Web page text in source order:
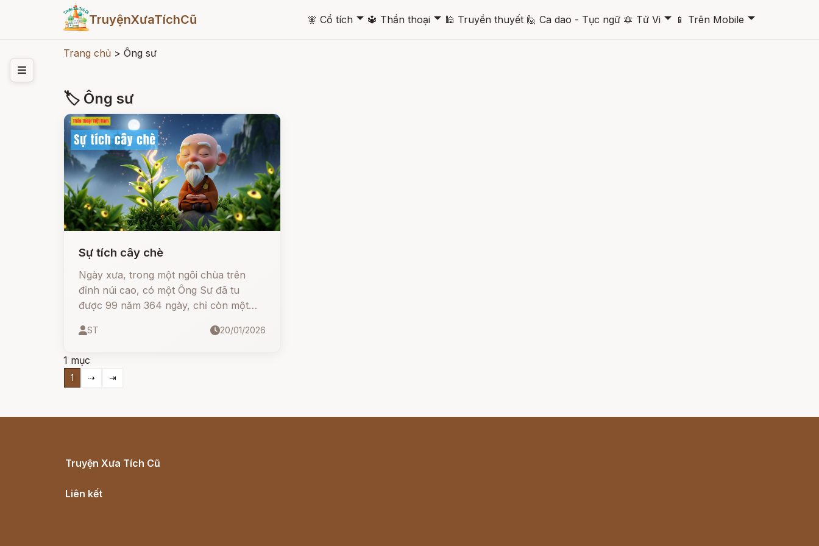
TruyệnXưaTíchCũ 🧚 Cổ tích 🞃 🔱 Thần thoại 🞃 🕌 Truyền thuyết 🙋 Ca dao - Tục ngữ 🔯 Tử Vi 🞃 📱 Trên Mobile 🞃
Trang chủ > Ông sư
🏷 Ông sư
Sự tích cây chè
Ngày xưa, trong một ngôi chùa trên
đỉnh núi cao, có một Ông Sư đã tu
được 99 năm 364 ngày, chỉ còn một
nhà Sư sẽ thành Tiên.
ST 20/01/2026
1 mục
1 ⇢ ⇥
Truyện Xưa Tích Cũ
Liên kết